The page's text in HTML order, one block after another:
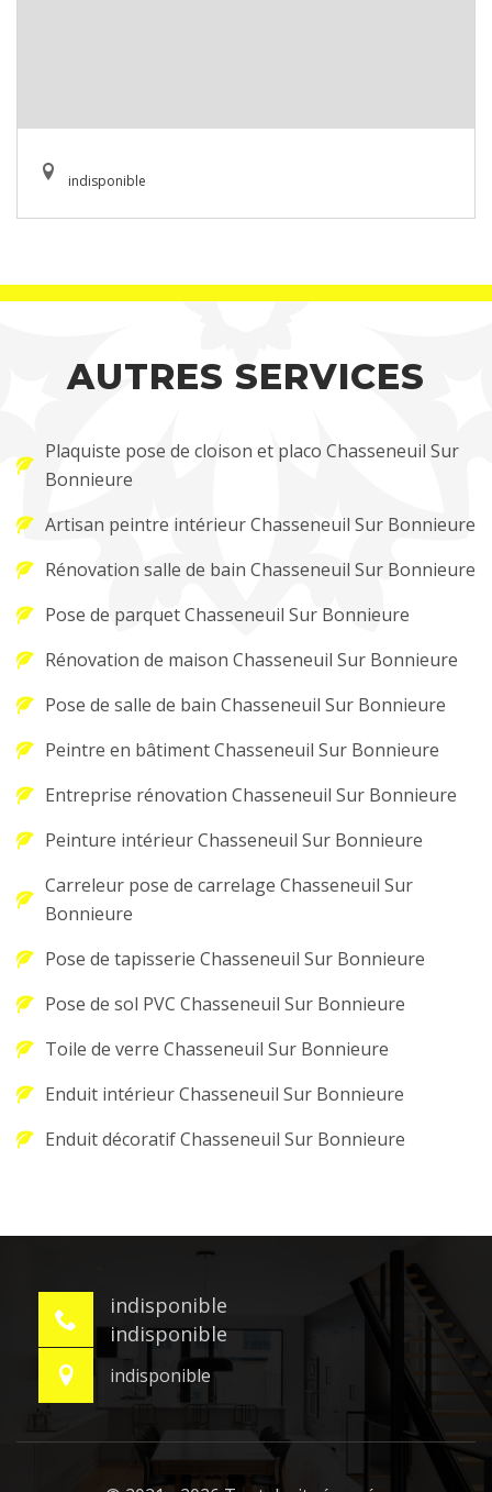
indisponible
AUTRES SERVICES
Plaquiste pose de cloison et placo Chasseneuil Sur
Bonnieure
Artisan peintre intérieur Chasseneuil Sur Bonnieure
Rénovation salle de bain Chasseneuil Sur Bonnieure
Pose de parquet Chasseneuil Sur Bonnieure
Rénovation de maison Chasseneuil Sur Bonnieure
Pose de salle de bain Chasseneuil Sur Bonnieure
Peintre en bâtiment Chasseneuil Sur Bonnieure
Entreprise rénovation Chasseneuil Sur Bonnieure
Peinture intérieur Chasseneuil Sur Bonnieure
Carreleur pose de carrelage Chasseneuil Sur
Bonnieure
Pose de tapisserie Chasseneuil Sur Bonnieure
Pose de sol PVC Chasseneuil Sur Bonnieure
Toile de verre Chasseneuil Sur Bonnieure
Enduit intérieur Chasseneuil Sur Bonnieure
Enduit décoratif Chasseneuil Sur Bonnieure
indisponible
indisponible
indisponible